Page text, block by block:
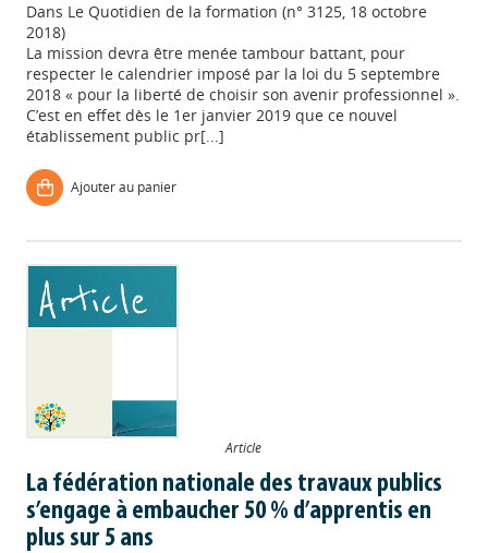
Dans Le Quotidien de la formation (n° 3125, 18 octobre
2018)
La mission devra être menée tambour battant, pour
respecter le calendrier imposé par la loi du 5 septembre
2018 « pour la liberté de choisir son avenir professionnel ».
C’est en effet dès le 1er janvier 2019 que ce nouvel
établissement public pr[...]
Ajouter au panier
Article
La fédération nationale des travaux publics
s’engage à embaucher 50 % d’apprentis en
plus sur 5 ans